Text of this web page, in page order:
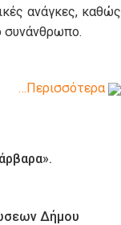
ανάγκες, καθώς
συνάνθρωπο.
…Περισσότερα
Δήμου